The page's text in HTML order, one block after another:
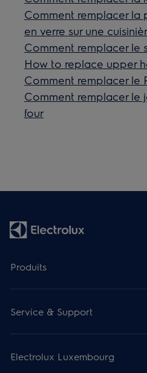
Comment remplacer la
en verre sur une
Comment remplacer le
How to replace upper
Comment remplacer le
Comment remplacer le
four
Produits
Service & Support
Electrolux Luxembourg